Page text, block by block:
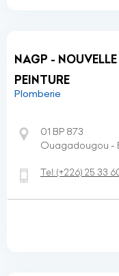
NAGP -
PEINTURE
Plomberie
01 BP 873
Ouagadougou -
Tel:(+226) 25 33